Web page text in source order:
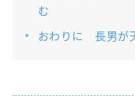
む
おわりに 長男が